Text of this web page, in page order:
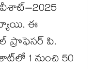
ఈ
ప్రొఫెసర్ పి.
1 నుంచి 50